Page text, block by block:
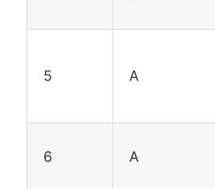
5 A
6 A